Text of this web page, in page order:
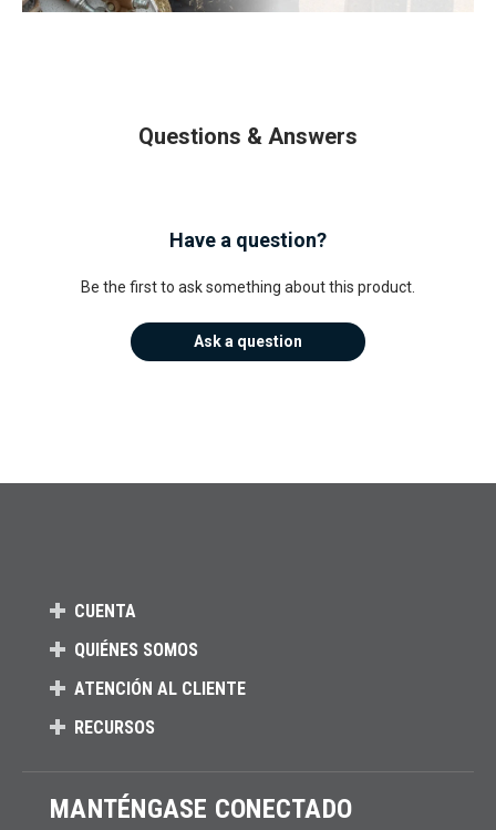
Questions & Answers
Have a question?
Be the first to ask something about this product.
Ask a question
CUENTA
QUIÉNES SOMOS
ATENCIÓN AL CLIENTE
RECURSOS
MANTÉNGASE CONECTADO